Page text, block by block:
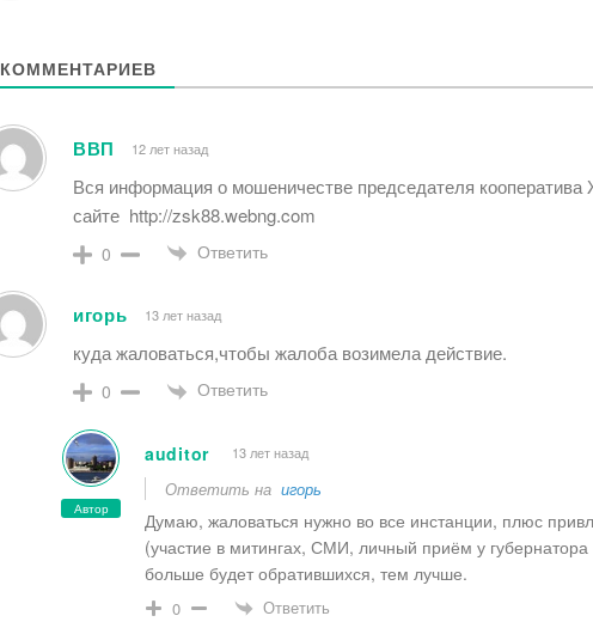
КОММЕНТАРИЕВ
ВВП 12 лет назад
Вся информация о мошеничестве председателя
сайте http://zsk88.webng.com
0 Ответить
игорь 13 лет назад
куда жаловаться,чтобы жалоба возимела действие.
0 Ответить
Автор
auditor 13 лет назад
Ответить на игорь
Думаю, жаловаться нужно во все инстанции, плюс
(участие в митингах, СМИ, личный приём у
больше будет обратившихся, тем лучше.
0 Ответить